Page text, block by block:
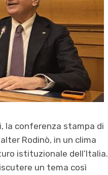
la conferenza stampa di
Rodinò, in un clima
istituzionale dell’Italia.
un tema così